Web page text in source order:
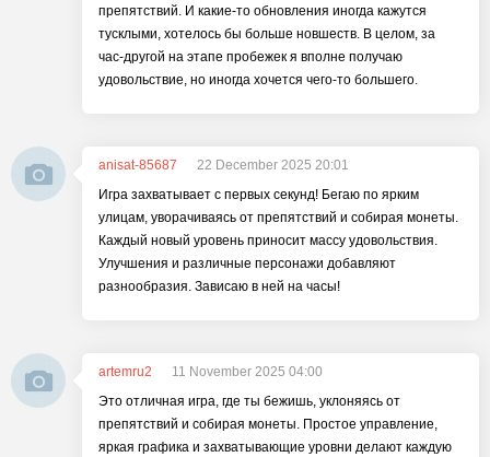
препятствий. И какие-то обновления иногда кажутся
тусклыми, хотелось бы больше новшеств. В целом, за
час-другой на этапе пробежек я вполне получаю
удовольствие, но иногда хочется чего-то большего.
anisat-85687
22 December 2025 20:01
Игра захватывает с первых секунд! Бегаю по ярким
улицам, уворачиваясь от препятствий и собирая монеты.
Каждый новый уровень приносит массу удовольствия.
Улучшения и различные персонажи добавляют
разнообразия. Зависаю в ней на часы!
artemru2
11 November 2025 04:00
Это отличная игра, где ты бежишь, уклоняясь от
препятствий и собирая монеты. Простое управление,
яркая графика и захватывающие уровни делают каждую